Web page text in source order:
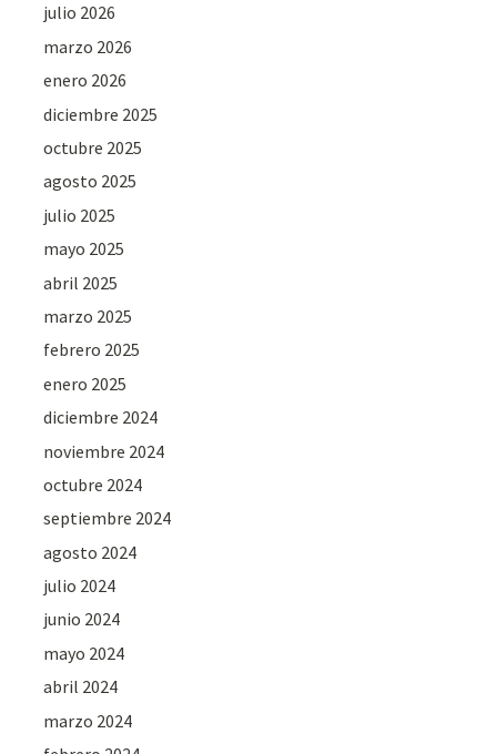
julio 2026
marzo 2026
enero 2026
diciembre 2025
octubre 2025
agosto 2025
julio 2025
mayo 2025
abril 2025
marzo 2025
febrero 2025
enero 2025
diciembre 2024
noviembre 2024
octubre 2024
septiembre 2024
agosto 2024
julio 2024
junio 2024
mayo 2024
abril 2024
marzo 2024